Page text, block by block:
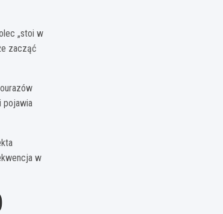
„stoi w
zacząć
pojawia
w